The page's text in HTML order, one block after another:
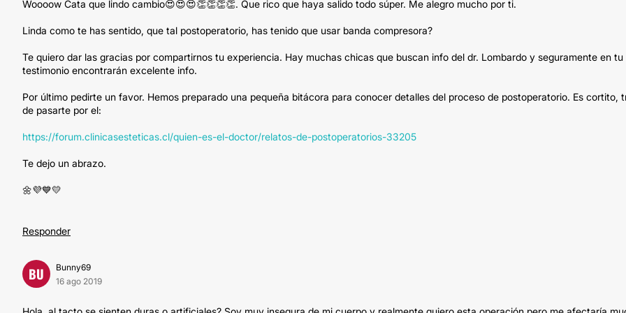
Woooow Cata que lindo cambio😍😍😍👏👏👏👏. Que rico que haya salido todo súper. Me alegro mucho por ti.
Linda como te has sentido, que tal postoperatorio, has tenido que usar banda compresora?
Te quiero dar las gracias por compartirnos tu experiencia. Hay muchas chicas que buscan info del dr. Lombardo y seguramente en tu
testimonio encontrarán excelente info.
Por último pedirte un favor. Hemos preparado una pequeña bitácora para conocer detalles del proceso de postoperatorio. Es cortito,
de pasarte por el:
https://forum.clinicasesteticas.cl/quien-es-el-doctor/relatos-de-postoperatorios-33205
Te dejo un abrazo.
🌼💜💙💛
Responder
BU
Bunny69
16 ago 2019